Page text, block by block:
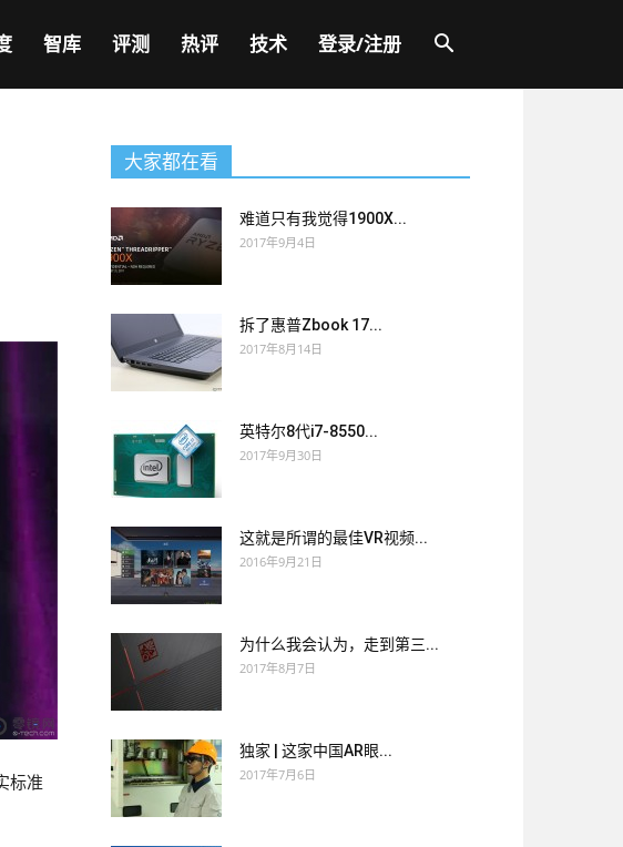
智库 评测 热评 技术 登录/注册
标准
大家都在看
难道只有我觉得1900X...
2017年9月4日
拆了惠普Zbook 17...
2017年8月14日
英特尔8代i7-8550...
2017年9月30日
这就是所谓的最佳VR视频...
2016年9月21日
为什么我会认为，走到第三...
2017年8月7日
独家 | 这家中国AR眼...
2017年7月6日